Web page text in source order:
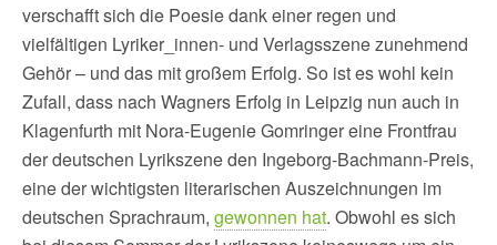
verschafft sich die Poesie dank einer regen und
vielfältigen Lyriker_innen- und Verlagsszene zunehmend
Gehör – und das mit großem Erfolg. So ist es wohl kein
Zufall, dass nach Wagners Erfolg in Leipzig nun auch in
Klagenfurth mit Nora-Eugenie Gomringer eine Frontfrau
der deutschen Lyrikszene den Ingeborg-Bachmann-Preis,
eine der wichtigsten literarischen Auszeichnungen im
deutschen Sprachraum, gewonnen hat. Obwohl es sich